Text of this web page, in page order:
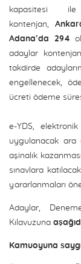
kapasitesi
kontenjan,
Adana’da 294
adaylar
takdirde
engellenecek,
ücreti ödeme
e-YDS,
uygulanacak ara
aşinalık
sınavlara
yararlanmaları
Adaylar,
Kılavuzuna
Kamuoyuna